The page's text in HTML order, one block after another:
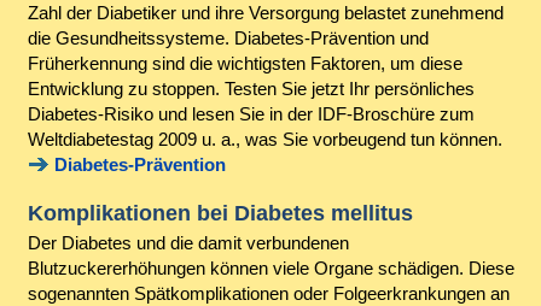
Zahl der Diabetiker und ihre Versorgung belastet zunehmend
die Gesundheitssysteme. Diabetes-Prävention und
Früherkennung sind die wichtigsten Faktoren, um diese
Entwicklung zu stoppen. Testen Sie jetzt Ihr persönliches
Diabetes-Risiko und lesen Sie in der IDF-Broschüre zum
Weltdiabetestag 2009 u. a., was Sie vorbeugend tun können.
Diabetes-Prävention
Komplikationen bei Diabetes mellitus
Der Diabetes und die damit verbundenen
Blutzuckererhöhungen können viele Organe schädigen. Diese
sogenannten Spätkomplikationen oder Folgeerkrankungen an